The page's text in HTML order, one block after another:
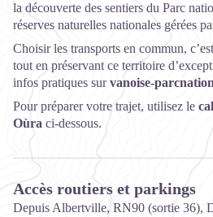
la découverte des sentiers du Parc
réserves naturelles nationales gérées
Choisir les transports en commun,
tout en préservant ce territoire
infos pratiques survanoise-
Pour préparer votre trajet, utilisez le
Oùra ci-dessous.
Accès routiers et parkings
Depuis Albertville, RN90 (sortie 36),